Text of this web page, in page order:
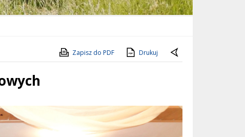
Zapisz do PDF Drukuj